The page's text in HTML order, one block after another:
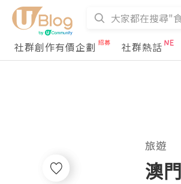
社群創作有價企劃 社群熱話
旅遊
澳